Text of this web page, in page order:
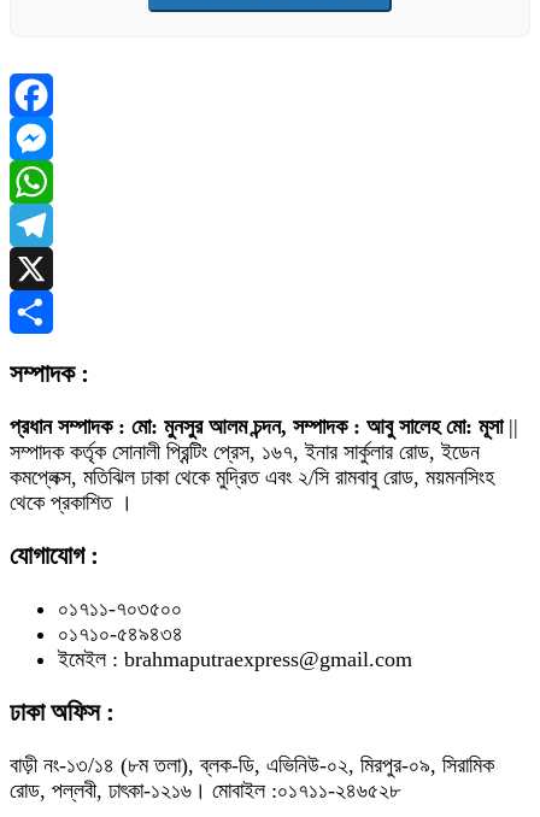
Facebook
Messenger
WhatsApp
Telegram
X
সম্পাদক :
প্রধান সম্পাদক : মো: মুনসুর আলম চন্দন, সম্পাদক : আবু সালেহ মো: মূসা||
সম্পাদক কর্তৃক সোনালী প্রিন্টিং প্রেস, ১৬৭, ইনার সার্কুলার রোড, ইডেন
কমপ্লেক্স, মতিঝিল ঢাকা থেকে মুদ্রিত এবং ২/সি রামবাবু রোড, ময়মনসিংহ
থেকে প্রকাশিত ।
যোগাযোগ :
০১৭১১-৭০৩৫০০
০১৭১০-৫৪৯৪৩৪
ইমেইল : brahmaputraexpress@gmail.com
ঢাকা অফিস :
বাড়ী নং-১৩/১৪ (৮ম তলা), ব্লক-ডি, এভিনিউ-০২, মিরপুর-০৯, সিরামিক
রোড, পল্লবী, ঢাৎকা-১২১৬। মোবাইল :০১৭১১-২৪৬৫২৮